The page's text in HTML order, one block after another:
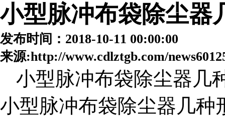
小型脉冲布袋除尘器
发布时间：2018-10-11 00:00:00
来源:http://www.cdlztgb.com/
小型脉冲布袋除尘器几
小型脉冲布袋除尘器几种